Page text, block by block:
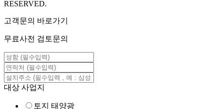
RESERVED.
고객문의 바로가기
무료사전 검토문의
대상 사업지
토지 태양광